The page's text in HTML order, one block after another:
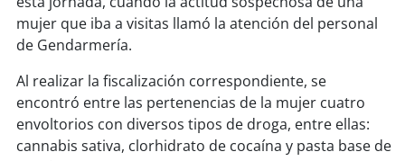
soy sancarlos
soytalcahuano
soyconcepción
mujer que iba a visitas llamó la atención del personal
de Gendarmería.
Al realizar la fiscalización correspondiente, se
encontró entre las pertenencias de la mujer cuatro
envoltorios con diversos tipos de droga, entre ellas:
cannabis sativa, clorhidrato de cocaína y pasta base de